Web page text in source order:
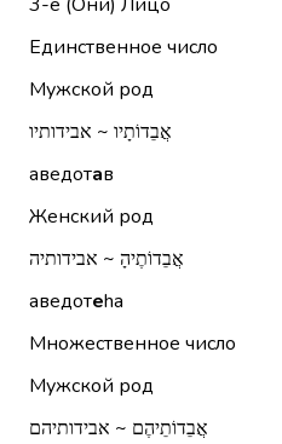
Единственное число
Мужской род
אֲבֵדוֹתָיו ~ אבידותיו
аведотав
Женский род
אֲבֵדוֹתֶיהָ ~ אבידותיה
аведотеhа
Множественное число
Мужской род
אֲבֵדוֹתֵיהֶם ~ אבידותיהם